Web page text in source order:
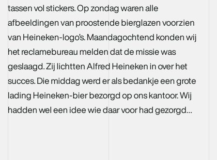
tassen vol stickers. Op zondag waren alle
afbeeldingen van proostende bierglazen voorzien
van Heineken-logo’s. Maandagochtend konden wij
het reclamebureau melden dat de missie was
geslaagd. Zij lichtten Alfred Heineken in over het
succes. Die middag werd er als bedankje een grote
lading Heineken-bier bezorgd op ons kantoor. Wij
hadden wel een idee wie daar voor had gezorgd…